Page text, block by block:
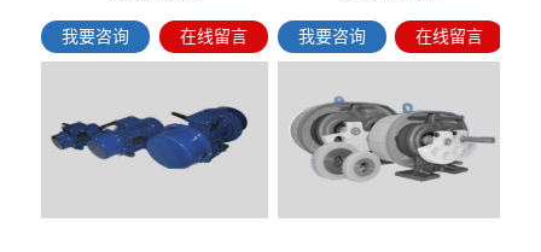
我要咨询 在线留言 我要咨询 在线留言